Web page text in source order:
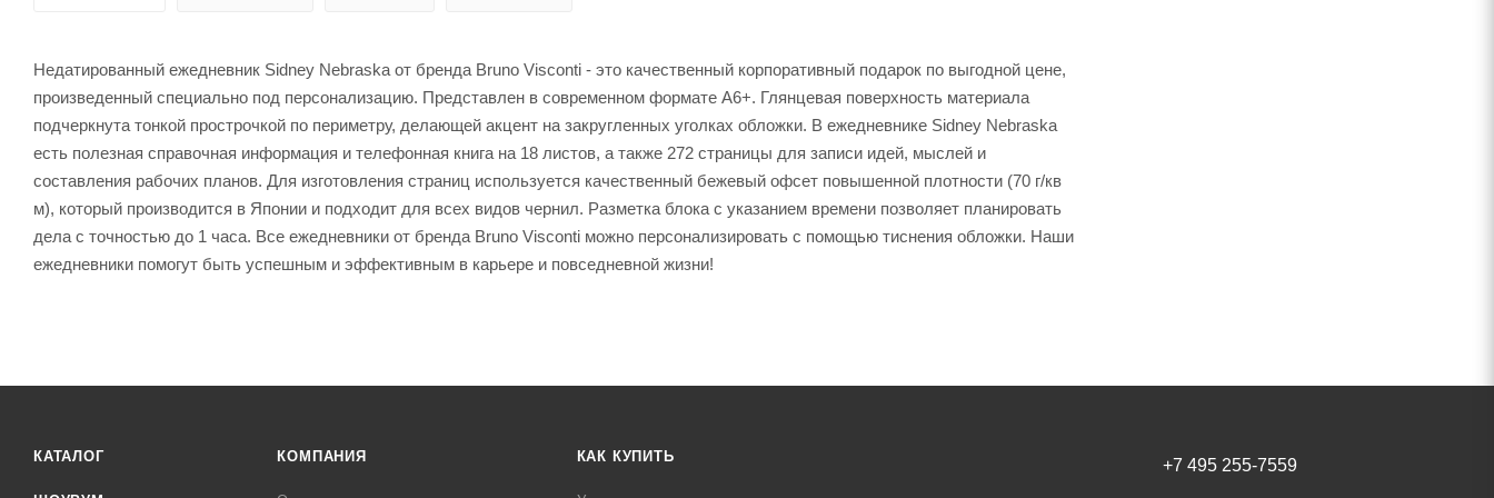
Недатированный ежедневник Sidney Nebraska от бренда Bruno Visconti - это качественный корпоративный подарок по выгодной цене,
произведенный специально под персонализацию. Представлен в современном формате А6+. Глянцевая поверхность материала
подчеркнута тонкой прострочкой по периметру, делающей акцент на закругленных уголках обложки. В ежедневнике Sidney Nebraska
есть полезная справочная информация и телефонная книга на 18 листов, а также 272 страницы для записи идей, мыслей и
составления рабочих планов. Для изготовления страниц используется качественный бежевый офсет повышенной плотности (70 г/кв
м), который производится в Японии и подходит для всех видов чернил. Разметка блока с указанием времени позволяет планировать
дела с точностью до 1 часа. Все ежедневники от бренда Bruno Visconti можно персонализировать с помощью тиснения обложки. Наши
ежедневники помогут быть успешным и эффективным в карьере и повседневной жизни!
КАТАЛОГ КОМПАНИЯ КАК КУПИТЬ +7 495 255-7559